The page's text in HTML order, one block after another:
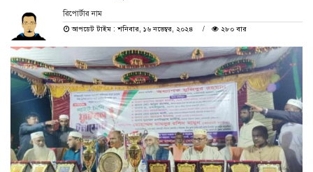
রিপোর্টার নাম
আপডেট টাইম : শনিবার, ১৬ নভেম্বর, ২০২৪
২৮০ বার